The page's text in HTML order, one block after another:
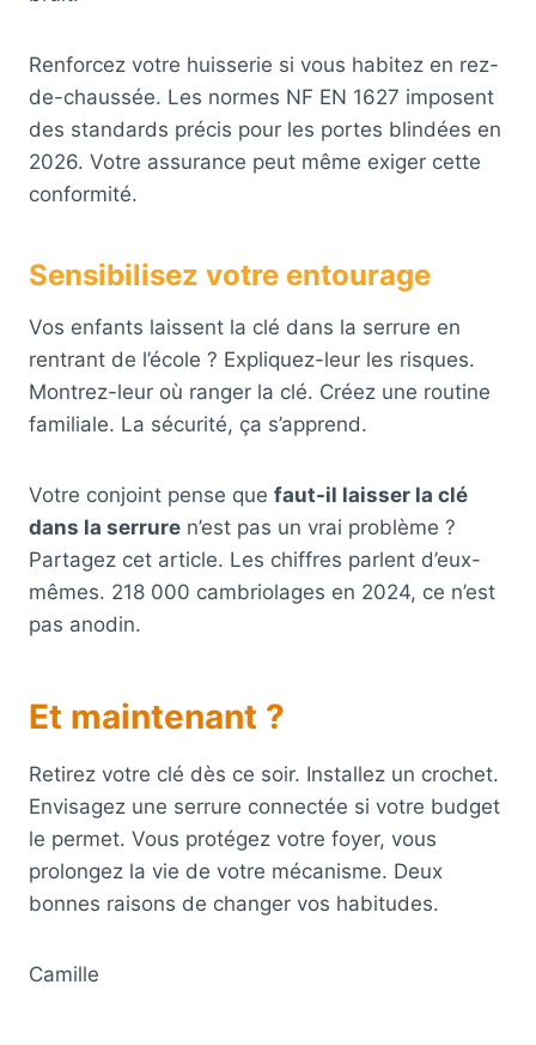
Renforcez votre huisserie si vous habitez en rez-
de-chaussée. Les normes NF EN 1627 imposent
des standards précis pour les portes blindées en
2026. Votre assurance peut même exiger cette
conformité.
Sensibilisez votre entourage
Vos enfants laissent la clé dans la serrure en
rentrant de l’école ? Expliquez-leur les risques.
Montrez-leur où ranger la clé. Créez une routine
familiale. La sécurité, ça s’apprend.
Votre conjoint pense que faut-il laisser la clé
dans la serrure n’est pas un vrai problème ?
Partagez cet article. Les chiffres parlent d’eux-
mêmes. 218 000 cambriolages en 2024, ce n’est
pas anodin.
Et maintenant ?
Retirez votre clé dès ce soir. Installez un crochet.
Envisagez une serrure connectée si votre budget
le permet. Vous protégez votre foyer, vous
prolongez la vie de votre mécanisme. Deux
bonnes raisons de changer vos habitudes.
Camille